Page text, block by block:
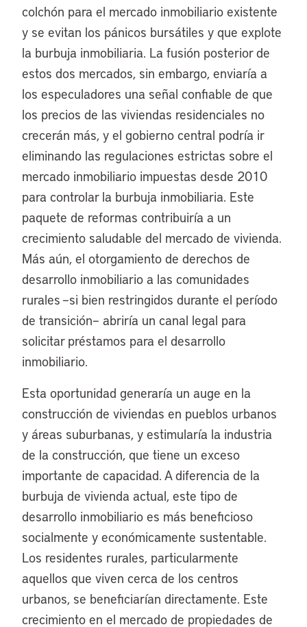
colchón para el mercado inmobiliario existente
y se evitan los pánicos bursátiles y que explote
la burbuja inmobiliaria. La fusión posterior de
estos dos mercados, sin embargo, enviaría a
los especuladores una señal confiable de que
los precios de las viviendas residenciales no
crecerán más, y el gobierno central podría ir
eliminando las regulaciones estrictas sobre el
mercado inmobiliario impuestas desde 2010
para controlar la burbuja inmobiliaria. Este
paquete de reformas contribuiría a un
crecimiento saludable del mercado de vivienda.
Más aún, el otorgamiento de derechos de
desarrollo inmobiliario a las comunidades
rurales –si bien restringidos durante el período
de transición– abriría un canal legal para
solicitar préstamos para el desarrollo
inmobiliario.
Esta oportunidad generaría un auge en la
construcción de viviendas en pueblos urbanos
y áreas suburbanas, y estimularía la industria
de la construcción, que tiene un exceso
importante de capacidad. A diferencia de la
burbuja de vivienda actual, este tipo de
desarrollo inmobiliario es más beneficioso
socialmente y económicamente sustentable.
Los residentes rurales, particularmente
aquellos que viven cerca de los centros
urbanos, se beneficiarían directamente. Este
crecimiento en el mercado de propiedades de